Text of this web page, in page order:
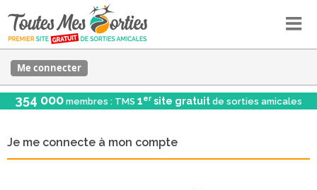
Me connecter
354 000 membres : TMS 1er site gratuit de sorties amicales
Je me connecte à mon compte